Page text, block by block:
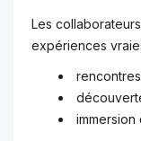
Les
expériences
immersion